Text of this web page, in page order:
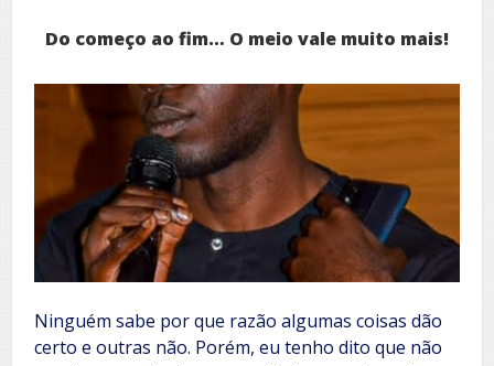
Do começo ao fim… O meio vale muito mais!
Ninguém sabe por que razão algumas coisas dão
certo e outras não. Porém, eu tenho dito que não